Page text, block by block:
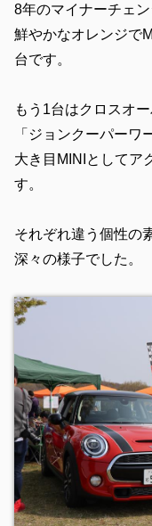
8年のマイナーチェ
鮮やかなオレンジで
台です。
もう1台はクロスオ
「ジョンクーパーワ
大き目MINIとしてア
す。
それぞれ違う個性の
深々の様子でした。